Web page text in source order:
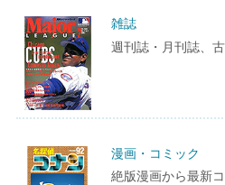
雑誌
週刊誌・月刊誌、
漫画・コミック
絶版漫画から最新